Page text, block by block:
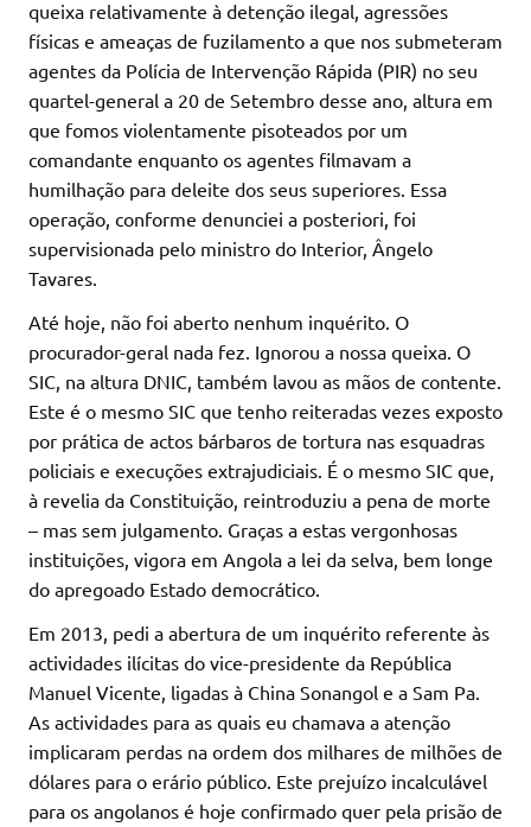
queixa relativamente à detenção ilegal, agressões
físicas e ameaças de fuzilamento a que nos submeteram
agentes da Polícia de Intervenção Rápida (PIR) no seu
quartel-general a 20 de Setembro desse ano, altura em
que fomos violentamente pisoteados por um
comandante enquanto os agentes filmavam a
humilhação para deleite dos seus superiores. Essa
operação, conforme denunciei a posteriori, foi
supervisionada pelo ministro do Interior, Ângelo
Tavares.
Até hoje, não foi aberto nenhum inquérito. O
procurador-geral nada fez. Ignorou a nossa queixa. O
SIC, na altura DNIC, também lavou as mãos de contente.
Este é o mesmo SIC que tenho reiteradas vezes exposto
por prática de actos bárbaros de tortura nas esquadras
policiais e execuções extrajudiciais. É o mesmo SIC que,
à revelia da Constituição, reintroduziu a pena de morte
– mas sem julgamento. Graças a estas vergonhosas
instituições, vigora em Angola a lei da selva, bem longe
do apregoado Estado democrático.
Em 2013, pedi a abertura de um inquérito referente às
actividades ilícitas do vice-presidente da República
Manuel Vicente, ligadas à China Sonangol e a Sam Pa.
As actividades para as quais eu chamava a atenção
implicaram perdas na ordem dos milhares de milhões de
dólares para o erário público. Este prejuízo incalculável
para os angolanos é hoje confirmado quer pela prisão de